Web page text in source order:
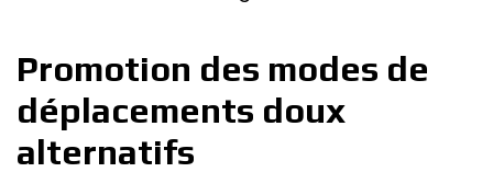
Promotion des modes de
déplacements doux
alternatifs